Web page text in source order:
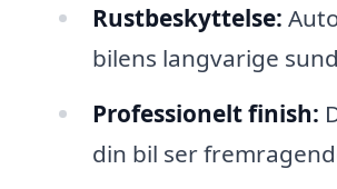
Rustbeskyttelse:
bilens langvarige
Professionelt finish:
din bil ser